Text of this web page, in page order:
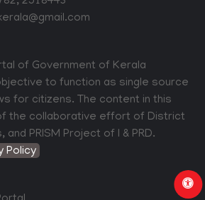
of Government of Kerala
to function as single source
for citizens. The content in this
the collaborative effort of District
PRISM Project of I & PRD.
Policy